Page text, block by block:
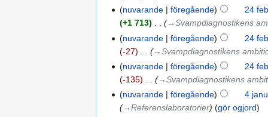
nuvarande
föregående
24
+1 713
→‎Svampdiagnostikens
nuvarande
föregående
24
-27
→‎Svampdiagnostikens
nuvarande
föregående
24
-135
→‎Svampdiagnostikens
nuvarande
föregående
4
→‎Referenslaboratorier
gör ogjord